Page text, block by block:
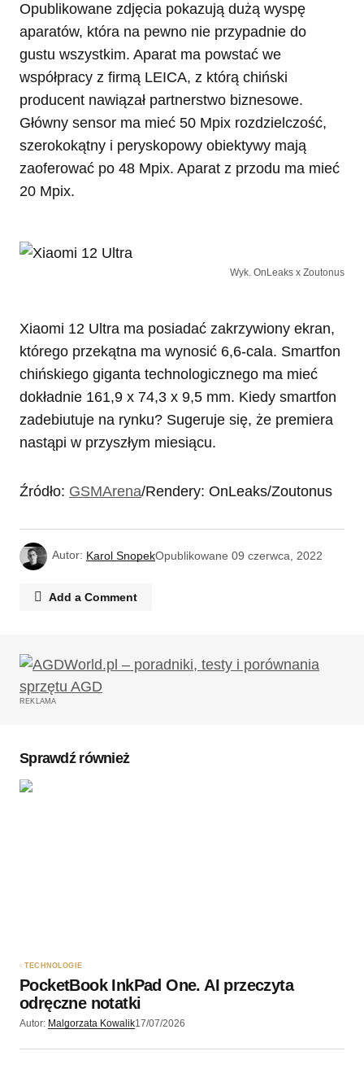
Opublikowane zdjęcia pokazują dużą wyspę
aparatów, która na pewno nie przypadnie do
gustu wszystkim. Aparat ma powstać we
współpracy z firmą LEICA, z którą chiński
producent nawiązał partnerstwo biznesowe.
Główny sensor ma mieć 50 Mpix rozdzielczość,
szerokokątny i peryskopowy obiektywy mają
zaoferować po 48 Mpix. Aparat z przodu ma mieć
20 Mpix.
Wyk. OnLeaks x Zoutonus
Xiaomi 12 Ultra ma posiadać zakrzywiony ekran,
którego przekątna ma wynosić 6,6-cala. Smartfon
chińskiego giganta technologicznego ma mieć
dokładnie 161,9 x 74,3 x 9,5 mm. Kiedy smartfon
zadebiutuje na rynku? Sugeruje się, że premiera
nastąpi w przyszłym miesiącu.
Źródło: GSMArena/Rendery: OnLeaks/Zoutonus
Autor: Karol SnopekOpublikowane 09 czerwca, 2022
Add a Comment
Twój adres email nie zostanie opublikowany.
Wymagane pola są oznaczone
Wyślij komentarz
REKLAMA
Sprawdź również
TECHNOLOGIE
PocketBook InkPad One. AI przeczyta
odręczne notatki
Autor: Malgorzata Kowalik17/07/2026